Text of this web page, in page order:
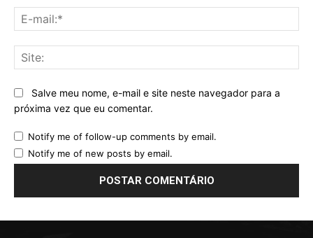
Salve meu nome, e-mail e site neste navegador para a
próxima vez que eu comentar.
Notify me of follow-up comments by email.
Notify me of new posts by email.